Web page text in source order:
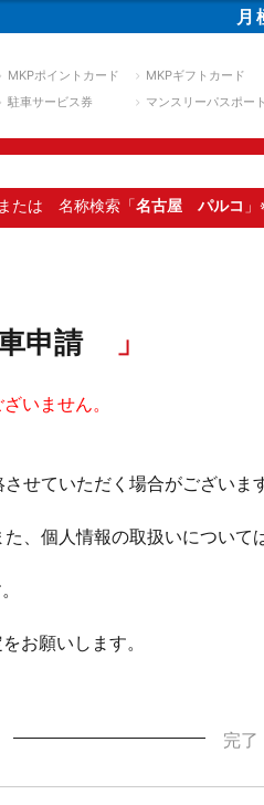
月
MKPポイントカード MKPギフトカード
駐車サービス券
マンスリーパスポート
たは 名称検索「名古屋 パルコ
申請
いません。
せていただく場合がございます
、個人情報の取扱いについては
お願いします。
完了